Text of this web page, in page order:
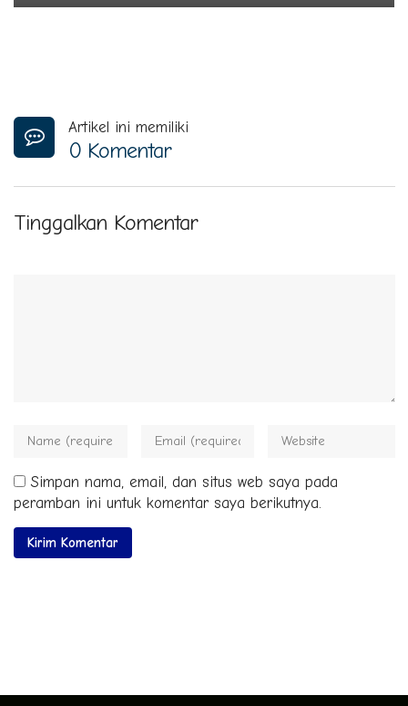
Artikel ini memiliki
0 Komentar
Tinggalkan Komentar
Simpan nama, email, dan situs web saya pada
peramban ini untuk komentar saya berikutnya.